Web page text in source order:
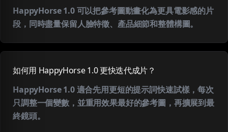
HappyHorse 1.0 可以把參考圖動畫化為更具電影感的片
段，同時盡量保留人臉特徵、產品細節和整體構圖。
如何用 HappyHorse 1.0 更快迭代成片？
HappyHorse 1.0 適合先用更短的提示詞快速試樣，每次
只調整一個變數，並重用效果最好的參考圖，再擴展到最
終鏡頭。